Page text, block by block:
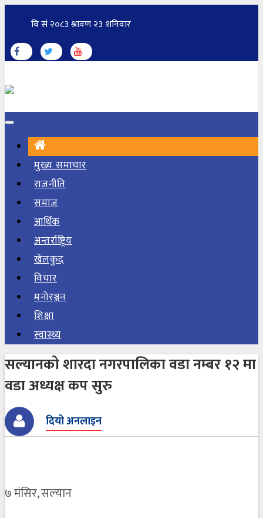
मुख्य समाचार
राजनीति
समाज
आर्थिक
अन्तर्राष्ट्रिय
खेलकुद
विचार
मनोरञ्जन
शिक्षा
स्वास्थ्य
सल्यानको शारदा नगरपालिका वडा नम्बर १२ मा
वडा अध्यक्ष कप सुरु
दियो अनलाइन
७ मंसिर, सल्यान